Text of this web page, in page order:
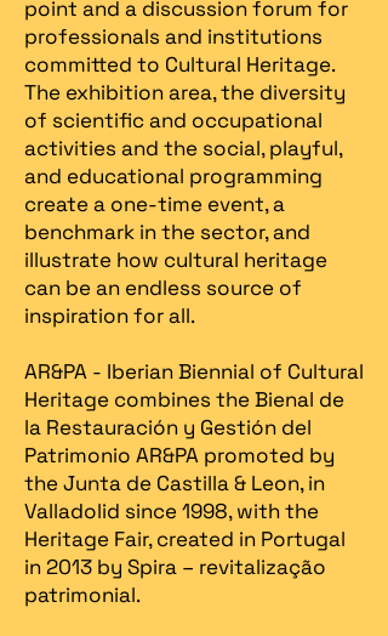
point and a discussion forum for
professionals and institutions
committed to Cultural Heritage.
The exhibition area, the diversity
of scientific and occupational
activities and the social, playful,
and educational programming
create a one-time event, a
benchmark in the sector, and
illustrate how cultural heritage
can be an endless source of
inspiration for all.
AR&PA - Iberian Biennial of Cultural
Heritage combines the Bienal de
la Restauración y Gestión del
Patrimonio AR&PA promoted by
the Junta de Castilla & Leon, in
Valladolid since 1998, with the
Heritage Fair, created in Portugal
in 2013 by Spira – revitalização
patrimonial.​